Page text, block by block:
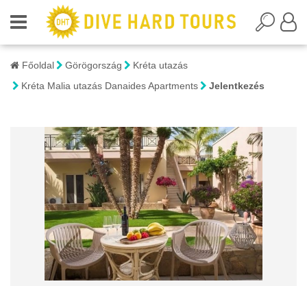
Főoldal Görögország
Kréta utazás
Kréta Malia utazás Danaides Apartments
Jelentkezés